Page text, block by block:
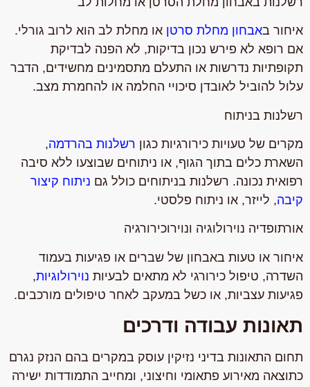
איחור באבחון מחלת סרטן או מחלת לב הוא לרוב גורלי.
אם רופא לא פירש נכון בדיקות, לא הפנה לבדיקת
תקופתיות נדרשות או התעלם מתסמינים מחשידים, הדבר
עלול להוביל לאובדן סיכויי החלמה או להחמרת מצב.
רשלנות בניתוח
מקרים של טעויות כירורגיות כגון רשלנות בהרדמה,
השארת כלים בתוך הגוף, או ניתוחים שבוצעו ללא סיבה
רפואית נכונה. רשלנות בניתוחים כולל גם ניתוח קיצור
קיבה, לייזר, או ניתוח פלסטי.
אורתופדיה נוירולוגיה ונוירוכירורגיה
איחור או טעות באבחון של שברים או פגיעות בעמוד
השדרה, טיפול כירורגי לא מתאים לבעיות נוירולוגיות,
פגיעות עצביות, או כשל במעקב לאחר טיפולים מורכבים.
תאונות עבודה ודרכים
תחום התאונות בדיני נזיקין עוסק במקרים בהם הנזק נגרם
כתוצאה מאירוע פתאומי וחיצוני, ומחייב התמודדות ישירה